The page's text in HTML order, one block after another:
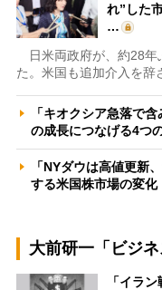
れ”した
…
日米両政府が、約28年
た。米国も追加介入を辞
「キオクシア急落で
の成長につなげる4
「NYダウは高値更新
する米国株市場の変
大前研一「ビジ
「イラ